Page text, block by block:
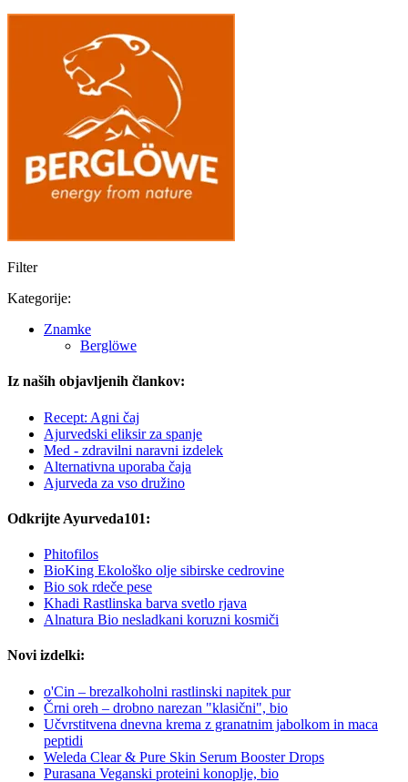
Filter
Kategorije:
Znamke
Berglöwe
Iz naših objavljenih člankov:
Recept: Agni čaj
Ajurvedski eliksir za spanje
Med - zdravilni naravni izdelek
Alternativna uporaba čaja
Ajurveda za vso družino
Odkrijte Ayurveda101:
Phitofilos
BioKing Ekološko olje sibirske cedrovine
Bio sok rdeče pese
Khadi Rastlinska barva svetlo rjava
Alnatura Bio nesladkani koruzni kosmiči
Novi izdelki:
o'Cin – brezalkoholni rastlinski napitek pur
Črni oreh – drobno narezan "klasični", bio
Učvrstitvena dnevna krema z granatnim jabolkom in maca
peptidi
Weleda Clear & Pure Skin Serum Booster Drops
Purasana Veganski proteini konoplje, bio